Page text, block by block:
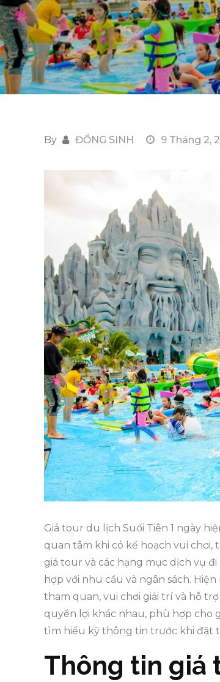
By ĐỒNG SINH 9 Tháng 2,
Giá tour du lịch Suối Tiên 1 ngày
quan tâm khi có kế hoạch vui
giá tour và các hạng mục dịch vụ
hợp với nhu cầu và ngân sách. Hiện
tham quan, vui chơi giải trí và hỗ
quyền lợi khác nhau, phù hợp cho
tìm hiểu kỹ thông tin trước khi đặt
Thông tin giá